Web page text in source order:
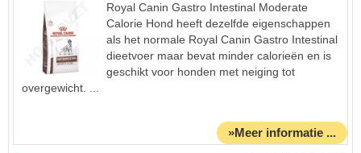
Royal Canin Gastro Intestinal Moderate
Calorie Hond heeft dezelfde eigenschappen
als het normale Royal Canin Gastro Intestinal
dieetvoer maar bevat minder calorieën en is
geschikt voor honden met neiging tot
overgewicht. ...
»Meer informatie ...